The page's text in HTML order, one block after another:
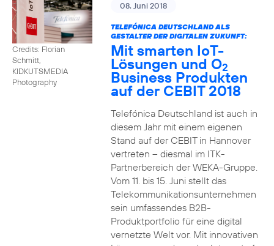
Credits: Florian
Schmitt,
KIDKUTSMEDIA
Photography
08. Juni 2018
TELEFÓNICA DEUTSCHLAND ALS
GESTALTER DER DIGITALEN ZUKUNFT:
Mit smarten IoT-
Lösungen und O2
Business Produkten
auf der CEBIT 2018
Telefónica Deutschland ist auch in
diesem Jahr mit einem eigenen
Stand auf der CEBIT in Hannover
vertreten – diesmal im ITK-
Partnerbereich der WEKA-Gruppe.
Vom 11. bis 15. Juni stellt das
Telekommunikationsunternehmen
sein umfassendes B2B-
Produktportfolio für eine digital
vernetzte Welt vor. Mit innovativen